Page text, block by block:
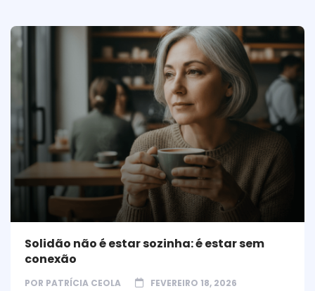
Solidão não é estar sozinha: é estar sem
conexão
POR PATRÍCIA CEOLA FEVEREIRO 18, 2026